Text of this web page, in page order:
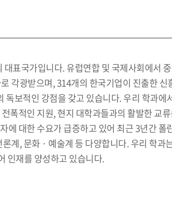
표국가입니다. 유럽연합 및 국제사회에서
각광받으며, 314개의 한국기업이 진출한
보적인 강점을 갖고 있습니다. 우리 학과에
폭적인 지원, 현지 대학과들과의 활발한 교
에 대한 수요가 급증하고 있어 최근 3년간
계, 문화 · 예술계 등 다양합니다. 우리 학
인재를 양성하고 있습니다.